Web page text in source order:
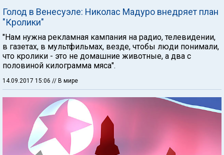
Голод в Венесуэле: Николас Мадуро внедряет план
"Кролики"
"Нам нужна рекламная кампания на радио, телевидении,
в газетах, в мультфильмах, везде, чтобы люди понимали,
что кролики - это не домашние животные, а два с
половиной килограмма мяса".
14.09.2017 15:06 // В мире